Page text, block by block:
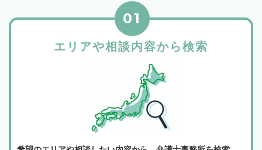
エリアや相談内容から検索
01